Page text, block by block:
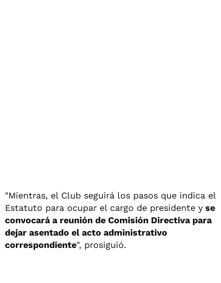
"Mientras, el Club seguirá los pasos que indica el
Estatuto para ocupar el cargo de presidente y se
convocará a reunión de Comisión Directiva para
dejar asentado el acto administrativo
correspondiente", prosiguió.